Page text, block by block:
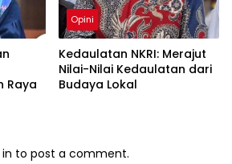
Raya
Opini
Kedaulatan NKRI: Merajut
Nilai-Nilai Kedaulatan dari
Budaya Lokal
to post a comment.